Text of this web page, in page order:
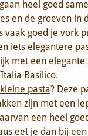
heel goed
en de groeven in
vaak goed je vork
iets elegantere
met een elegante
Basilico.
kleine pasta? Deze
zijn met een
een heel
eet je dan bij